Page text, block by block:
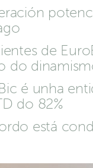
de
do
é unha
do 82%
está